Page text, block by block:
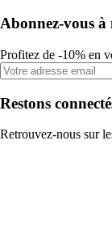
Abonnez-vous à
Profitez de -10% en
Restons
Retrouvez-nous sur